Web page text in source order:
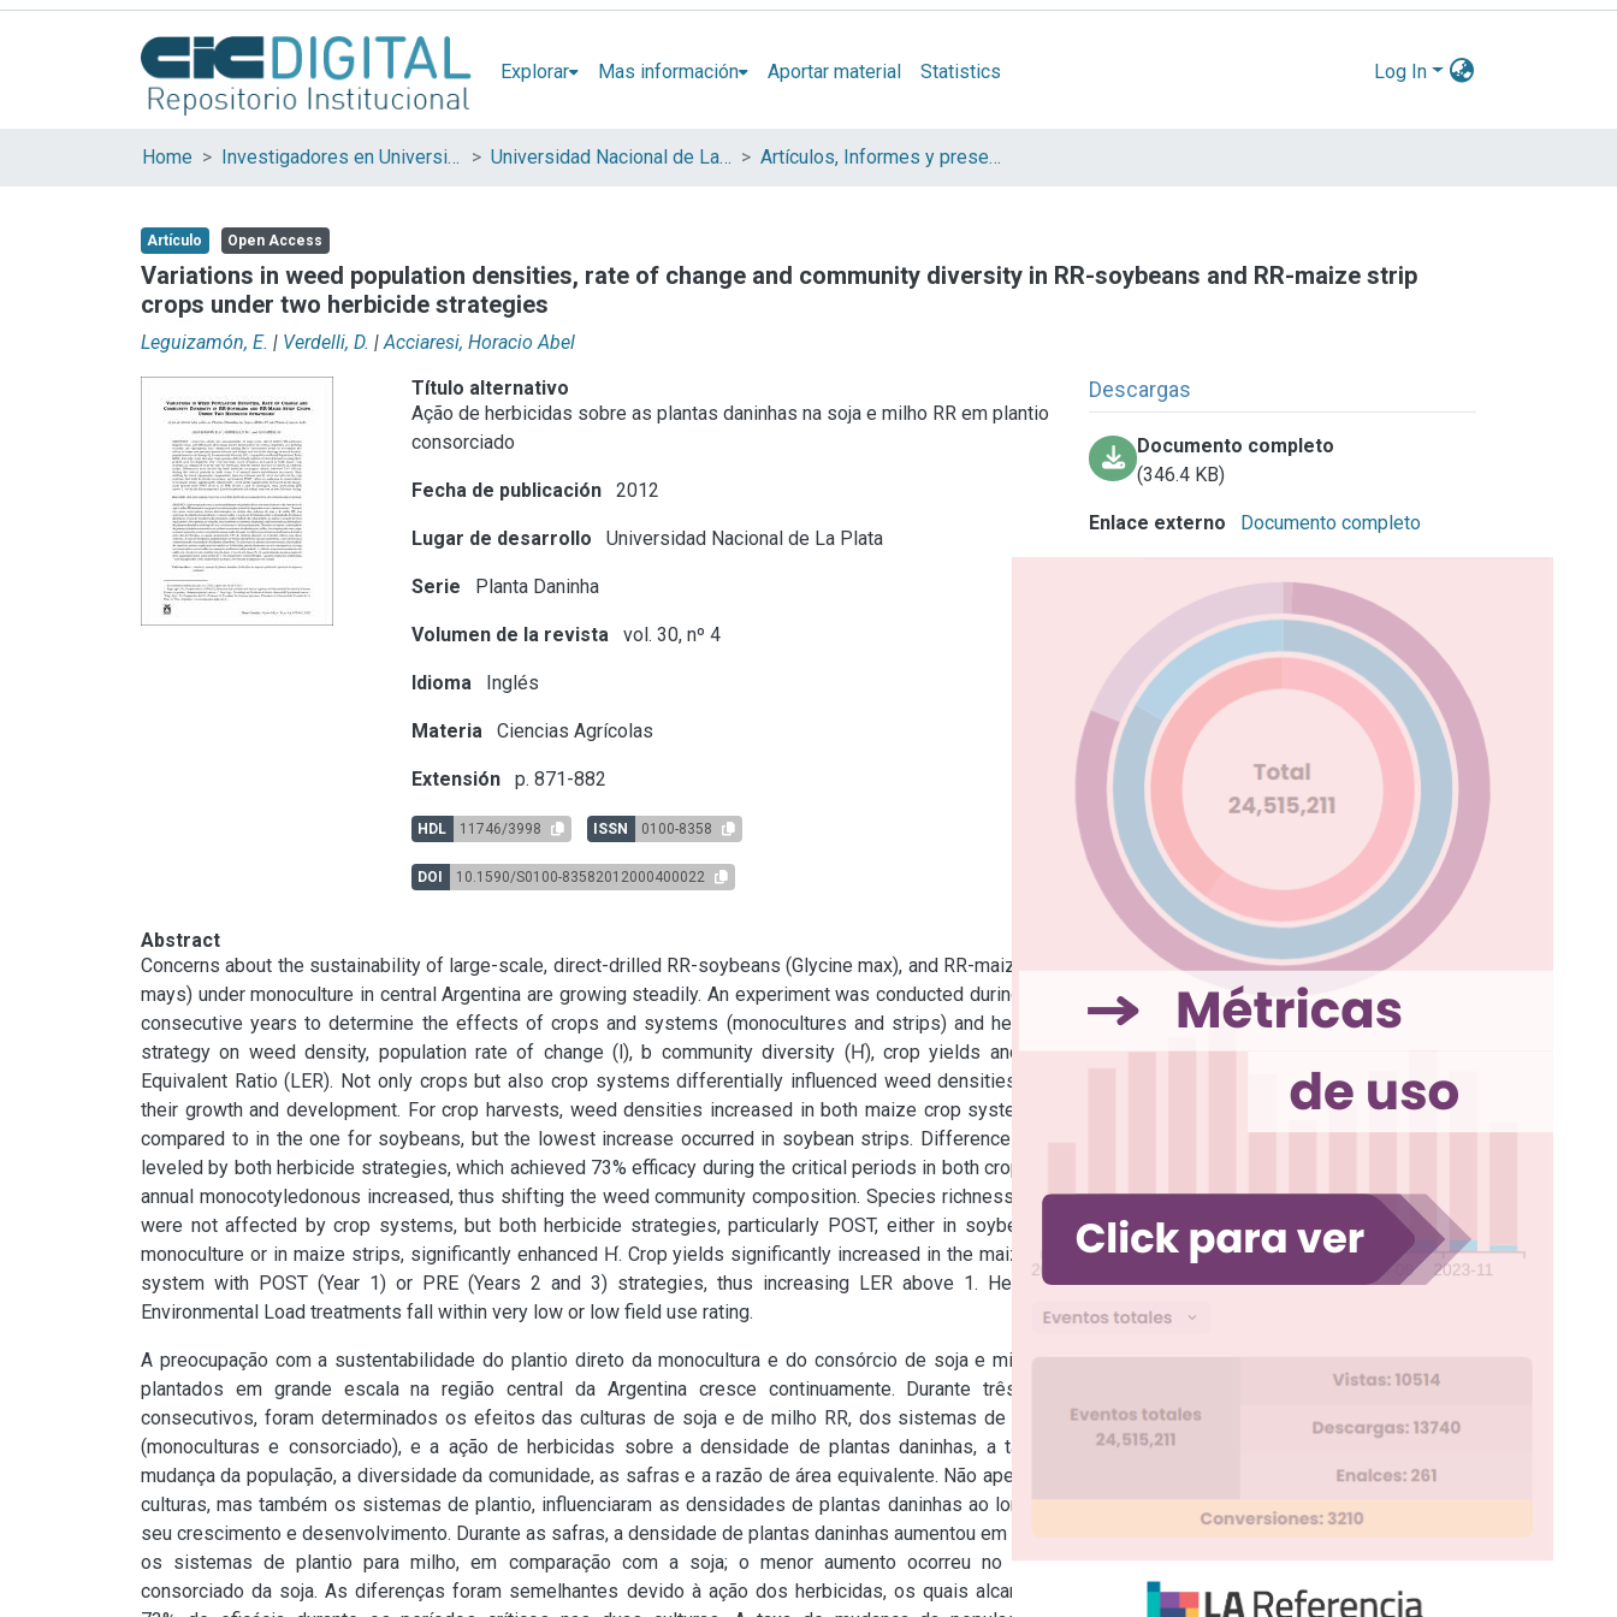
Explorar Mas información Aportar material Statistics Log In
Home Investigadores en Universidades Nacionales de la provincia de Buenos Aires Universidad Nacional de La Plata (UNLP) Artículos, Informes y presentaciones en Congresos (UNLP)
Artículo Open Access
Variations in weed population densities, rate of change and community diversity in RR-soybeans and RR-maize strip
crops under two herbicide strategies
Leguizamón, E. | Verdelli, D. | Acciaresi, Horacio Abel
Título alternativo
Ação de herbicidas sobre as plantas daninhas na soja e milho RR em plantio
consorciado
Fecha de publicación 2012
Lugar de desarrollo Universidad Nacional de La Plata
Serie Planta Daninha
Volumen de la revista vol. 30, nº 4
Idioma Inglés
Materia Ciencias Agrícolas
Extensión p. 871-882
HDL 11746/3998 ISSN 0100-8358
DOI 10.1590/S0100-83582012000400022
Descargas
Documento completo
(346.4 KB)
Enlace externo Documento completo
Abstract
Concerns about the sustainability of large-scale, direct-drilled RR-soybeans (Glycine max), and RR-maize (Zea
mays) under monoculture in central Argentina are growing steadily. An experiment was conducted during three
consecutive years to determine the effects of crops and systems (monocultures and strips) and herbicide
strategy on weed density, population rate of change (l), b community diversity (H́), crop yields and Land
Equivalent Ratio (LER). Not only crops but also crop systems differentially influenced weed densities along
their growth and development. For crop harvests, weed densities increased in both maize crop systems as
compared to in the one for soybeans, but the lowest increase occurred in soybean strips. Differences were
leveled by both herbicide strategies, which achieved 73% efficacy during the critical periods in both crops. l of
annual monocotyledonous increased, thus shifting the weed community composition. Species richness and H́
were not affected by crop systems, but both herbicide strategies, particularly POST, either in soybeans in
monoculture or in maize strips, significantly enhanced H́. Crop yields significantly increased in the maizestrip
system with POST (Year 1) or PRE (Years 2 and 3) strategies, thus increasing LER above 1. Herbicide
Environmental Load treatments fall within very low or low field use rating.
A preocupação com a sustentabilidade do plantio direto da monocultura e do consórcio de soja e milho RR
plantados em grande escala na região central da Argentina cresce continuamente. Durante três anos
consecutivos, foram determinados os efeitos das culturas de soja e de milho RR, dos sistemas de plantio
(monoculturas e consorciado), e a ação de herbicidas sobre a densidade de plantas daninhas, a taxa de
mudança da população, a diversidade da comunidade, as safras e a razão de área equivalente. Não apenas as
culturas, mas também os sistemas de plantio, influenciaram as densidades de plantas daninhas ao longo de
seu crescimento e desenvolvimento. Durante as safras, a densidade de plantas daninhas aumentou em ambos
os sistemas de plantio para milho, em comparação com a soja; o menor aumento ocorreu no plantio
consorciado da soja. As diferenças foram semelhantes devido à ação dos herbicidas, os quais alcançaram